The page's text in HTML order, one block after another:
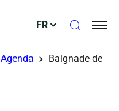
FR Ouvrir
Agenda
Baignade de